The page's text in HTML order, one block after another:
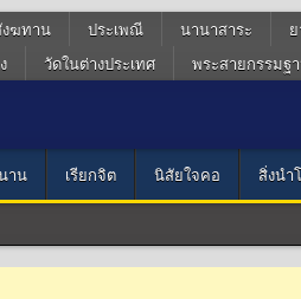
ฆทาน ประเพณี นานาสาระ
วัดในต่างประเทศ พระสายกรรมฐ
าน เรียกจิต นิสัยใจคอ สิ่งนำ